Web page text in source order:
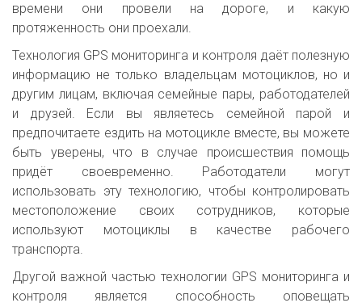
времени они провели на дороге, и какую
протяженность они проехали.
Технология GPS мониторинга и контроля даёт полезную
информацию не только владельцам мотоциклов, но и
другим лицам, включая семейные пары, работодателей
и друзей. Если вы являетесь семейной парой и
предпочитаете ездить на мотоцикле вместе, вы можете
быть уверены, что в случае происшествия помощь
придёт своевременно. Работодатели могут
использовать эту технологию, чтобы контролировать
местоположение своих сотрудников, которые
используют мотоциклы в качестве рабочего
транспорта.
Другой важной частью технологии GPS мониторинга и
контроля является способность оповещать